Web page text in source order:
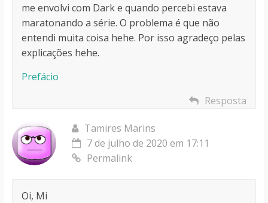
me envolvi com Dark e quando percebi estava
maratonando a série. O problema é que não
entendi muita coisa hehe. Por isso agradeço pelas
explicações hehe.
Prefácio
Resposta
Tamires Marins
7 de julho de 2020 em 17:11
Permalink
Oi, Mi